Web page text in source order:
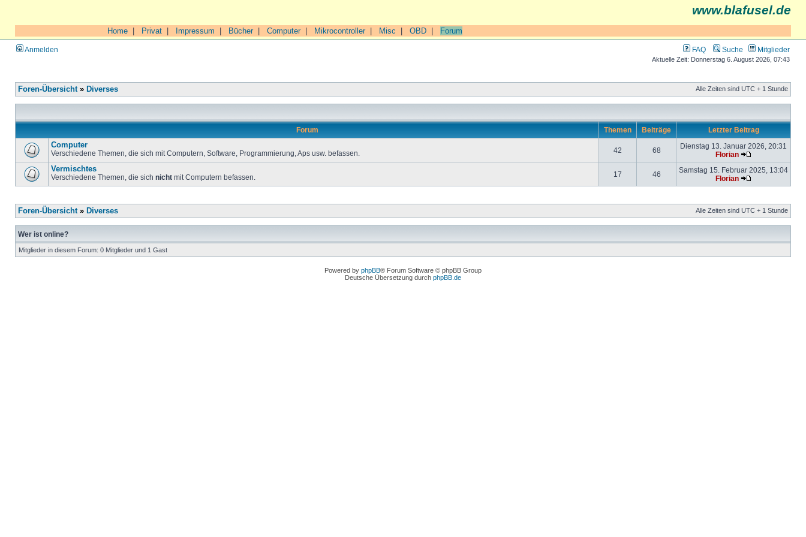
www.blafusel.de
Home Privat Impressum Bücher| Computer| Mikrocontroller| Misc OBD Forum
Anmelden FAQ Suche Mitglieder
Aktuelle Zeit: Donnerstag 6. August 2026, 07:43
Foren-Übersicht» Diverses Alle Zeiten sind UTC + 1 Stunde
Forum Themen Beiträge Letzter Beitrag
Computer
Verschiedene Themen, die sich mit Computern, Software, Programmierung, Aps usw. befassen. 42 68
Dienstag 13. Januar 2026, 20:31
Florian
Vermischtes
Verschiedene Themen, die sich nicht mit Computern befassen. 17 46
Samstag 15. Februar 2025, 13:04
Florian
Foren-Übersicht» Diverses Alle Zeiten sind UTC + 1 Stunde
Wer ist online?
Mitglieder in diesem Forum: 0 Mitglieder und 1 Gast
Powered by phpBB® Forum Software © phpBB Group
Deutsche Übersetzung durch phpBB.de